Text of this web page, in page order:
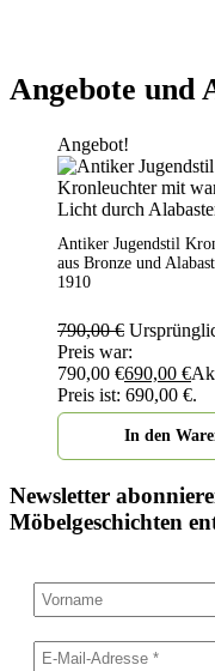
Angebote und
Angebot!
Antiker Jugendstil
aus Bronze und
1910
790,00€
Preis war:
790,00 €690,00 €
Preis ist: 690,00 €.
In den
Newsletter
Möbelgeschichten